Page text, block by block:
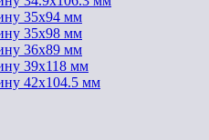
35х94 мм
35х98 мм
36х89 мм
39х118 мм
42х104.5 мм